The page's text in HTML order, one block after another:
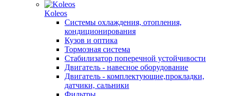
Koleos
Системы охлаждения, отопления,
кондиционирования
Кузов и оптика
Тормозная система
Стабилизатор поперечной устойчивости
Двигатель - навесное оборудование
Двигатель - комплектующие,прокладки,
датчики, сальники
Фильтры